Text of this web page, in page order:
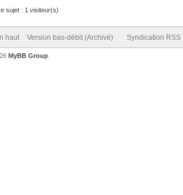
sujet : 1 visiteur(s)
haut Version bas-débit (Archivé) Syndication RSS
MyBB Group